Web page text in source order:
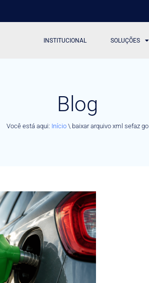
INSTITUCIONAL SOLUÇÕES
Blog
Você está aqui: Início \ baixar arquivo xml sefaz go